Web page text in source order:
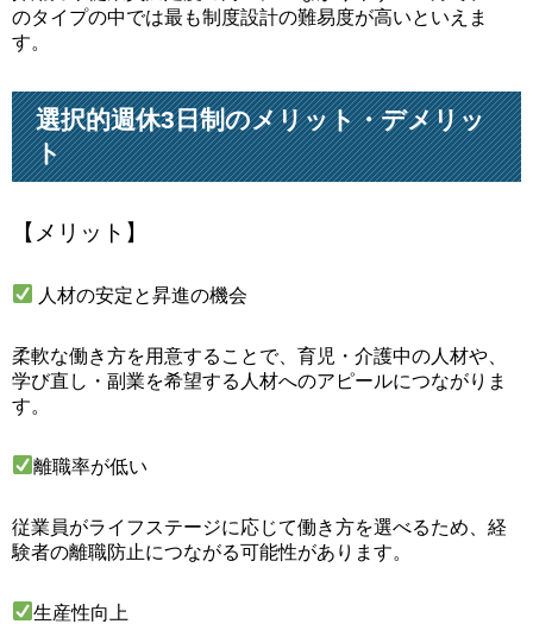
のタイプの中では最も制度設計の難易度が高いといえま
す。
選択的週休3日制のメリット・デメリッ
ト
【メリット】
人材の安定と昇進の機会
柔軟な働き方を用意することで、育児・介護中の人材や、
学び直し・副業を希望する人材へのアピールにつながりま
す。
離職率が低い
従業員がライフステージに応じて働き方を選べるため、経
験者の離職防止につながる可能性があります。
生産性向上